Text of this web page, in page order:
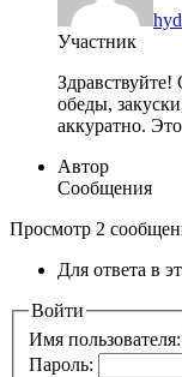
Участник
обеды,
аккуратно.
Автор
Сообщения
Просмотр 2
Для ответа в
Войти
Имя пользователя:
Пароль: